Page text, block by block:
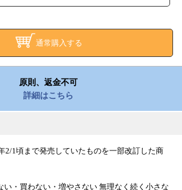
通常購入する
原則、返金不可
詳細はこちら
2/1頃まで発売していたものを一部改訂した商
い・買わない・増やさない 無理なく続く小さな